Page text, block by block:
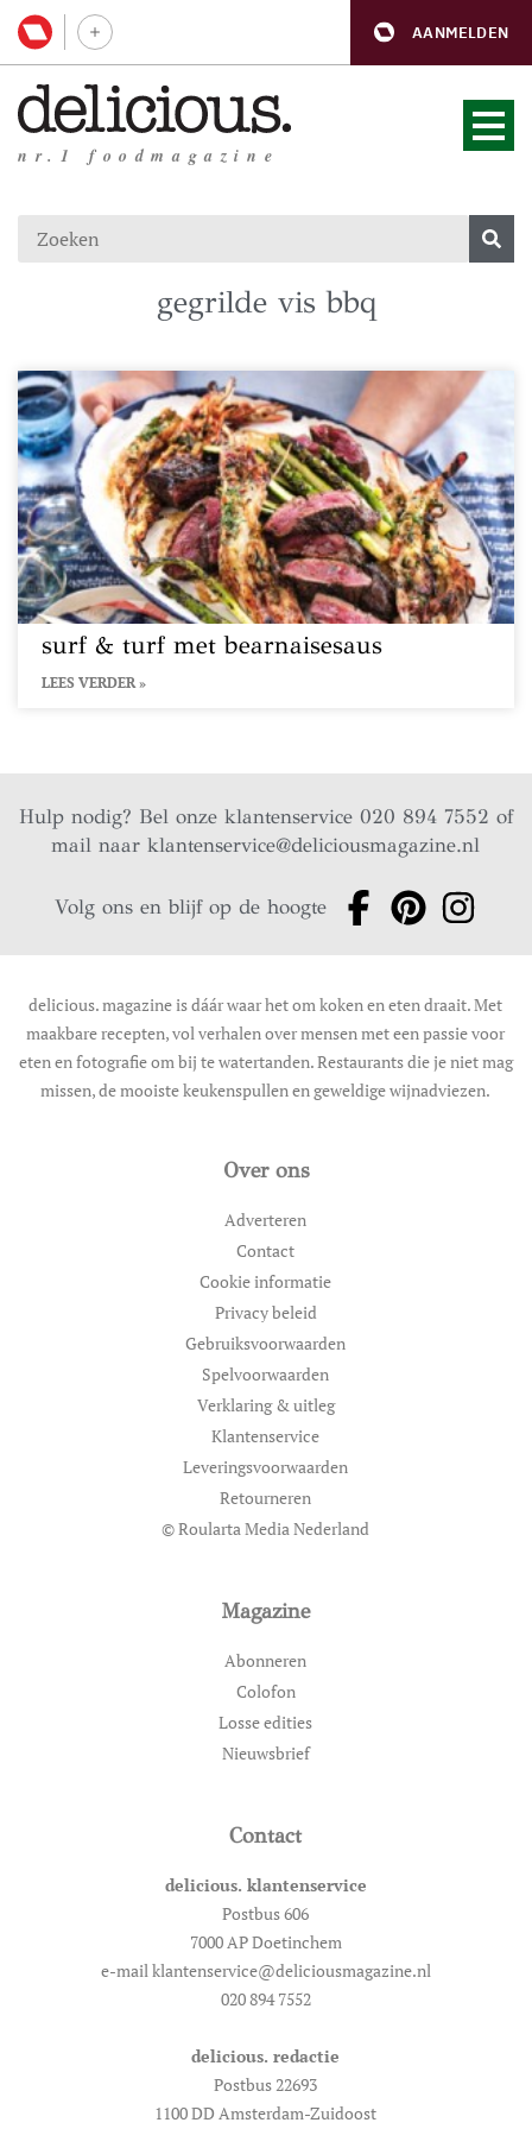
AANMELDEN
nr.1 foodmagazine
gegrilde vis bbq
surf & turf met bearnaisesaus
LEES VERDER »
Hulp nodig? Bel onze klantenservice 020 894 7552 of
mail naarklantenservice@deliciousmagazine.nl
Volg ons en blijf op de hoogte
delicious. magazine is dáár waar het om koken en eten draait. Met
maakbare recepten, vol verhalen over mensen met een passie voor
eten en fotografie om bij te watertanden. Restaurants die je niet mag
missen, de mooiste keukenspullen en geweldige wijnadviezen.
Over ons
Adverteren
Contact
Cookie informatie
Privacy beleid
Gebruiksvoorwaarden
Spelvoorwaarden
Verklaring & uitleg
Klantenservice
Leveringsvoorwaarden
Retourneren
© Roularta Media Nederland
Magazine
Abonneren
Colofon
Losse edities
Nieuwsbrief
Contact
delicious. klantenservice
Postbus 606
7000 AP Doetinchem
e-mail klantenservice@deliciousmagazine.nl
020 894 7552
delicious. redactie
Postbus 22693
1100 DD Amsterdam-Zuidoost